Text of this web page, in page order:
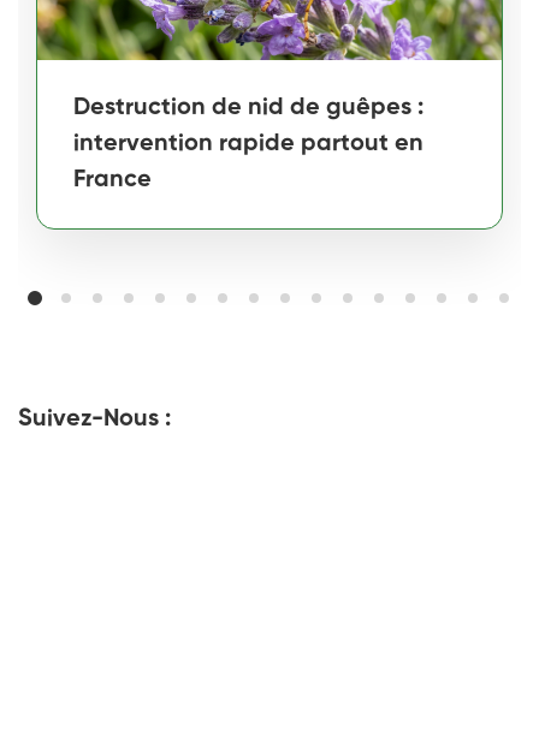
Destruction de nid de guêpes :
intervention rapide partout en
France
Suivez-Nous :